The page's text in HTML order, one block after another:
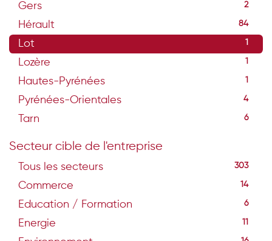
Gers 2
Hérault 84
Lot 1
Lozère 1
Hautes-Pyrénées 1
Pyrénées-Orientales 4
Tarn 6
Secteur cible de l'entreprise
Tous les secteurs 303
Commerce 14
Education / Formation 6
Energie 11